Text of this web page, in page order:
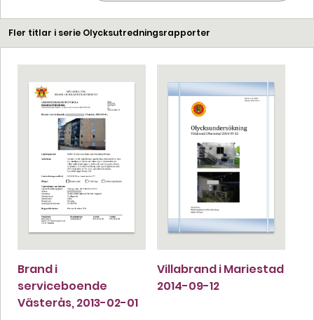
Fler titlar i serie Olycksutredningsrapporter
Brand i
serviceboende
Västerås, 2013-02-01
Villabrand i Mariestad
2014-09-12